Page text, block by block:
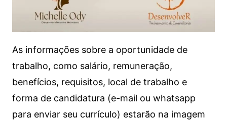
As informações sobre a oportunidade de
trabalho, como salário, remuneração,
benefícios, requisitos, local de trabalho e
forma de candidatura (e-mail ou whatsapp
para enviar seu currículo) estarão na imagem